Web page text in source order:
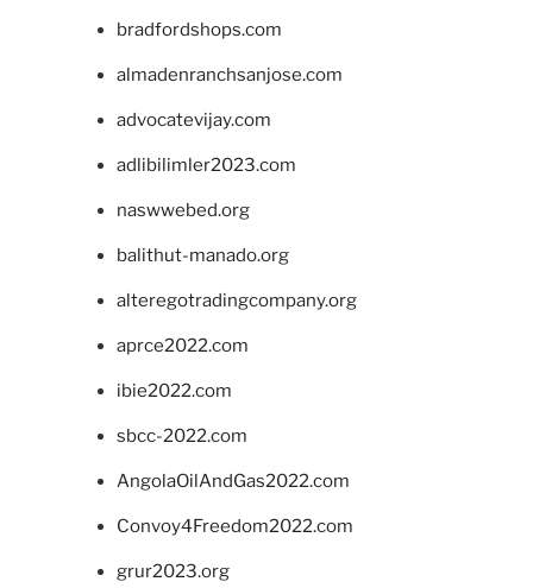
bradfordshops.com
almadenranchsanjose.com
advocatevijay.com
adlibilimler2023.com
naswwebed.org
balithut-manado.org
alteregotradingcompany.org
aprce2022.com
ibie2022.com
sbcc-2022.com
AngolaOilAndGas2022.com
Convoy4Freedom2022.com
grur2023.org